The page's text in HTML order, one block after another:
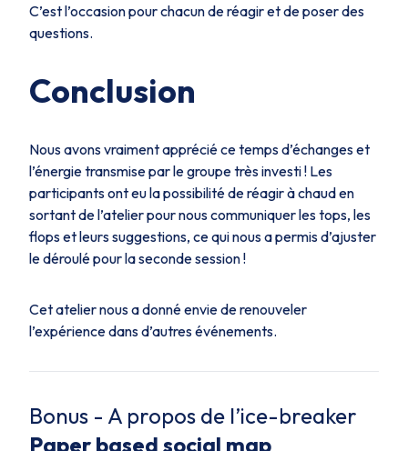
C’est l’occasion pour chacun de réagir et de poser des
questions.
Conclusion
Nous avons vraiment apprécié ce temps d’échanges et
l’énergie transmise par le groupe très investi ! Les
participants ont eu la possibilité de réagir à chaud en
sortant de l’atelier pour nous communiquer les tops, les
flops et leurs suggestions, ce qui nous a permis d’ajuster
le déroulé pour la seconde session !
Cet atelier nous a donné envie de renouveler
l’expérience dans d’autres événements.
Bonus - A propos de l’ice-breaker
Paper based social map